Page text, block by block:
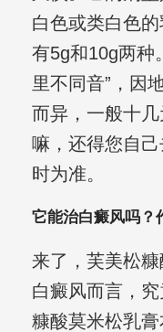
白色或类白色
有5g和10g两种
里不同音”，因
而异，一般十
嘛，还得您自
时为准。
它能治白癜风吗？
来了，芙美松
白癜风而言，
糠酸莫米松乳膏